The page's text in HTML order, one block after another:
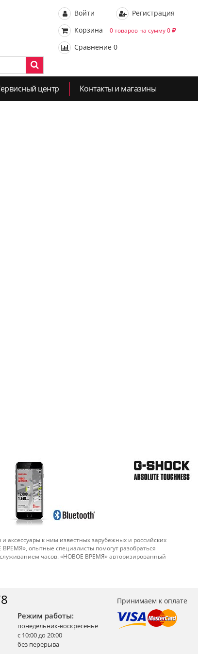
Войти
Регистрация
Корзина
0 товаров на сумму 0
Сравнение 0
центр Контакты и магазины
аксессуары к ним известных зарубежных и российских
опытные специалисты помогут разобраться
часов. «НОВОЕ ВРЕМЯ» авторизированный
Режим работы:
понедельник-воскресенье
с 10:00 до 20:00
без перерыва
Принимаем к оплате